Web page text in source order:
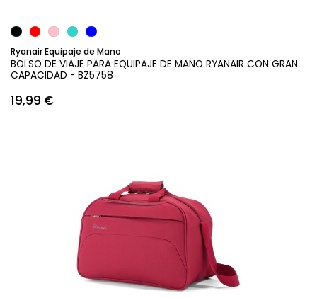
Ryanair Equipaje de Mano
BOLSO DE VIAJE PARA EQUIPAJE DE MANO RYANAIR CON GRAN
CAPACIDAD - BZ5758
19,99 €